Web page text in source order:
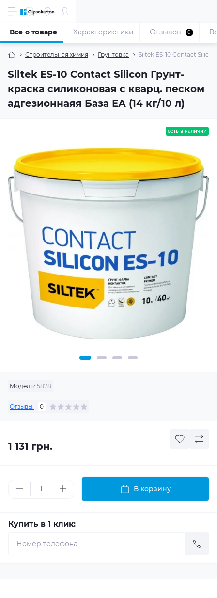
Строительная химия Грунтовка Siltek ES-10 Contact
Siltek ES-10 Contact Silicon Грунт-
краска силиконовая с кварц. песком
адгезионнаяя База ЕА (14 кг/10 л)
Все о товаре Характеристики Отзывов 0
есть в наличии
Модель: 5878
Отзывы: 0
1 131 грн.
В корзину
Купить в 1 клик: